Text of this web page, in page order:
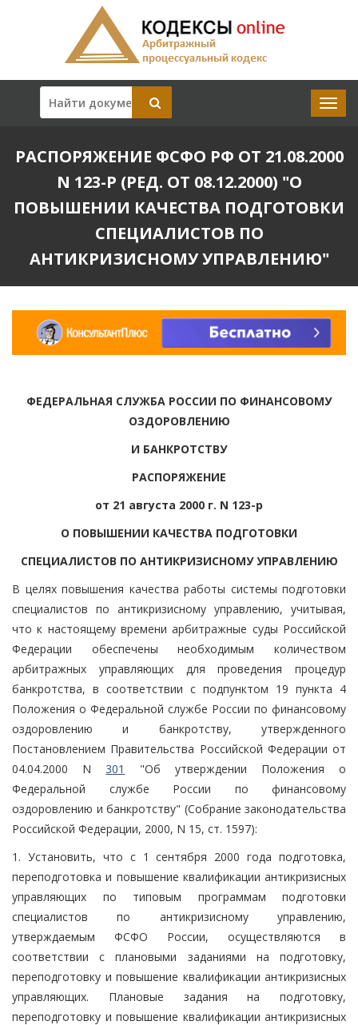
РАСПОРЯЖЕНИЕ ФСФО РФ ОТ 21.08.2000
N 123-Р (РЕД. ОТ 08.12.2000) "О
ПОВЫШЕНИИ КАЧЕСТВА ПОДГОТОВКИ
СПЕЦИАЛИСТОВ ПО
АНТИКРИЗИСНОМУ УПРАВЛЕНИЮ"
ФЕДЕРАЛЬНАЯ СЛУЖБА РОССИИ ПО ФИНАНСОВОМУ
ОЗДОРОВЛЕНИЮ
И БАНКРОТСТВУ
РАСПОРЯЖЕНИЕ
от 21 августа 2000 г. N 123-р
О ПОВЫШЕНИИ КАЧЕСТВА ПОДГОТОВКИ
СПЕЦИАЛИСТОВ ПО АНТИКРИЗИСНОМУ УПРАВЛЕНИЮ
В целях повышения качества работы системы подготовки
специалистов по антикризисному управлению, учитывая,
что к настоящему времени арбитражные суды Российской
Федерации обеспечены необходимым количеством
арбитражных управляющих для проведения процедур
банкротства, в соответствии с подпунктом 19 пункта 4
Положения о Федеральной службе России по финансовому
оздоровлению и банкротству, утвержденного
Постановлением Правительства Российской Федерации от
04.04.2000 N301
"Об утверждении Положения о
Федеральной службе России по финансовому
оздоровлению и банкротству" (Собрание законодательства
Российской Федерации, 2000, N 15, ст. 1597):
1. Установить, что с 1 сентября 2000 года подготовка,
переподготовка и повышение квалификации антикризисных
управляющих по типовым программам подготовки
специалистов по антикризисному управлению,
утверждаемым ФСФО России, осуществляются в
соответствии с плановыми заданиями на подготовку,
переподготовку и повышение квалификации антикризисных
управляющих. Плановые задания на подготовку,
переподготовку и повышение квалификации антикризисных